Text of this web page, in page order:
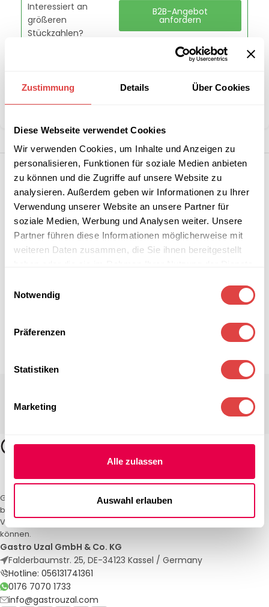
Zustimmung Details Über Cookies
Diese Webseite verwendet Cookies
Wir verwenden Cookies, um Inhalte und Anzeigen zu
personalisieren, Funktionen für soziale Medien anbieten
zu können und die Zugriffe auf unsere Website zu
analysieren. Außerdem geben wir Informationen zu Ihrer
Verwendung unserer Website an unsere Partner für
soziale Medien, Werbung und Analysen weiter. Unsere
Partner führen diese Informationen möglicherweise mit
weiteren Daten zusammen, die Sie ihnen bereitgestellt
Notwendig
Präferenzen
Statistiken
Marketing
Alle zulassen
Auswahl erlauben
Interessiert an
größeren
Stückzahlen?
B2B-Angebot
anfordern
Marke:Gastro Uzal
Gastro Uzal – Ihr Spezialist für Gastronomiemöbel und -textilien. Wir
bieten maßgeschneiderte Lösungen für Restaurants, Hotels und
Veranstaltungen. Qualität und Service, auf die Sie sich verlassen
können.
Gastro Uzal GmbH & Co. KG
Falderbaumstr. 25, DE-34123 Kassel / Germany
Hotline: 056131741361
0176 7070 1733
info@gastrouzal.com